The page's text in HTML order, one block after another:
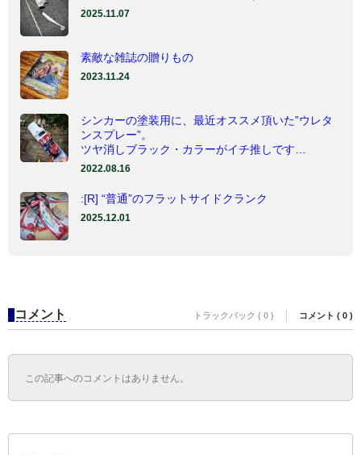
2025.11.07
素敵な雑誌の贈りもの
2023.11.24
シンカーの塗装用に、最近オススメ頂いた”ウレタ
ンスプレー”。
ツヤ消しブラック・カラーがイチ推しです…
2022.08.16
:[R] “普通”のフラットサイドクランク
2025.12.01
コメント トラックバック ( 0 ) コメント ( 0 )
この記事へのコメントはありません。